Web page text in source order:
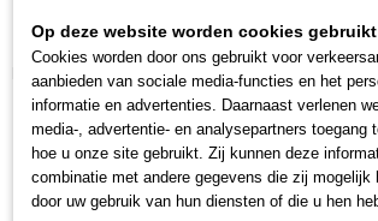
Gewicht:1,41 kg (3,10 lbs)
Regelgeving:
Model van regelgeving: P30T
ENERGY STAR 7.01
EPEAT-geregistreerd
Vrij van BFR/PVC
Op deze website worden cookies gebruikt
Cookies worden door ons gebruikt voor
aanbieden van sociale media-functies en het
informatie en advertenties. Daarnaast verlenen
media-, advertentie- en analysepartners toegang
hoe u onze site gebruikt. Zij kunnen deze
combinatie met andere gegevens die zij mogelijk
door uw gebruik van hun diensten of die u hen